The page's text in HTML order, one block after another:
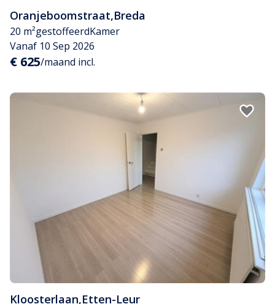
Oranjeboomstraat,Breda
20 m²gestoffeerdKamer
Vanaf 10 Sep 2026
€ 625/maand incl.
Kloosterlaan,Etten-Leur